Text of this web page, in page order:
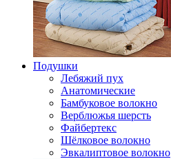
Подушки
Лебяжий пух
Анатомические
Бамбуковое волокно
Верблюжья шерсть
Файбертекс
Шёлковое волокно
Эвкалиптовое волокно